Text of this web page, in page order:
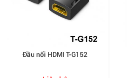
Đầu nối HDMI T-G152